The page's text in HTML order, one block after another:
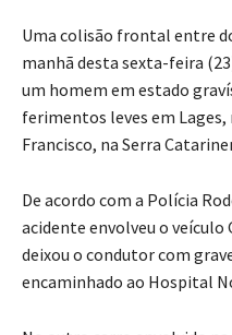
Uma colisão frontal entre
manhã desta sexta-feira
um homem em estado
ferimentos leves em Lages,
Francisco, na Serra
De acordo com a Polícia
acidente envolveu o veículo
deixou o condutor com
encaminhado ao Hospital